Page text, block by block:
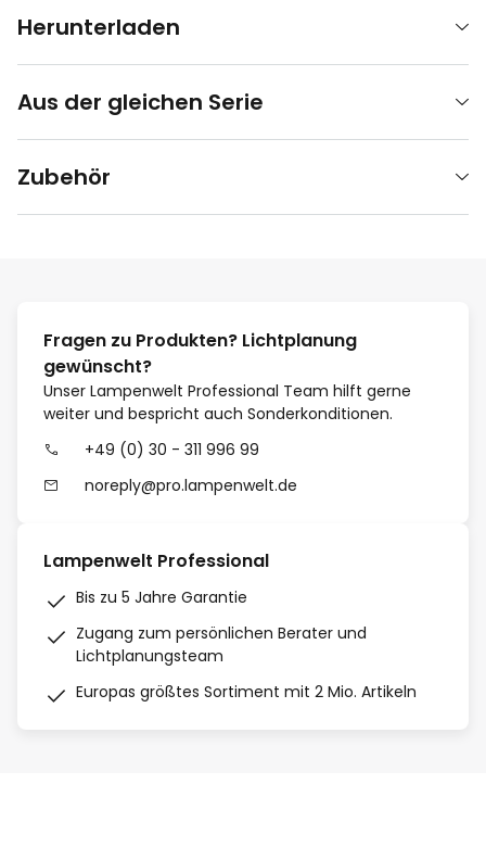
Herunterladen
Aus der gleichen Serie
Zubehör
Fragen zu Produkten? Lichtplanung
gewünscht?
Unser Lampenwelt Professional Team hilft gerne
weiter und bespricht auch Sonderkonditionen.
+49 (0) 30 - 311 996 99
noreply@pro.lampenwelt.de
Lampenwelt Professional
Bis zu 5 Jahre Garantie
Zugang zum persönlichen Berater und
Lichtplanungsteam
Europas größtes Sortiment mit 2 Mio. Artikeln